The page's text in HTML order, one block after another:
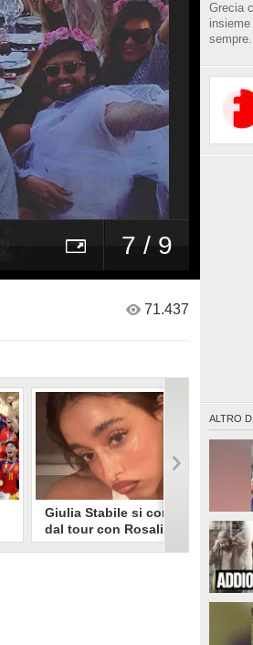
7 / 9
Grecia
sempre.
ALTRO DI
71.437
Giulia Stabile si confessa
dal tour con Rosalia: "Non
sono stata bene, costretta
ballo di Rosalia, Giulia Stabile si è